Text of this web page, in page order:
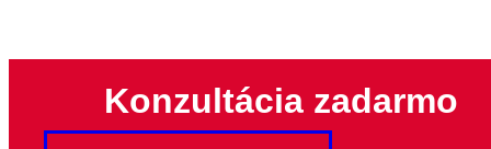
Konzultácia zadarmo